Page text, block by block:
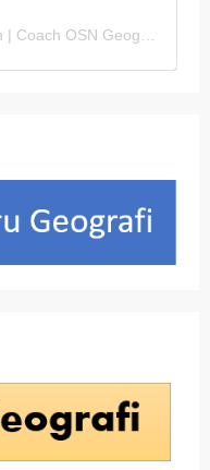
A post shared by Agnas Setiawan | Coach OSN Geografi (@gurugeografi)